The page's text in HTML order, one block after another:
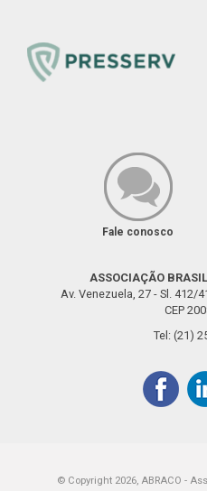
Fale conosco
ASSOCIAÇÃO
Av. Venezuela, 27 - Sl. 412/
CEP
Tel: (21)
© Copyright 2026, ABRACO -